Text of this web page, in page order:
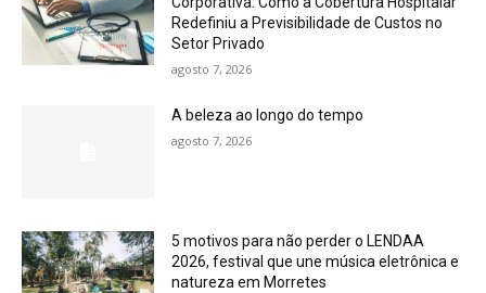
Redefiniu a Previsibilidade de Custos no
Setor Privado
agosto 7, 2026
A beleza ao longo do tempo
agosto 7, 2026
5 motivos para não perder o LENDAA
2026, festival que une música eletrônica e
natureza em Morretes